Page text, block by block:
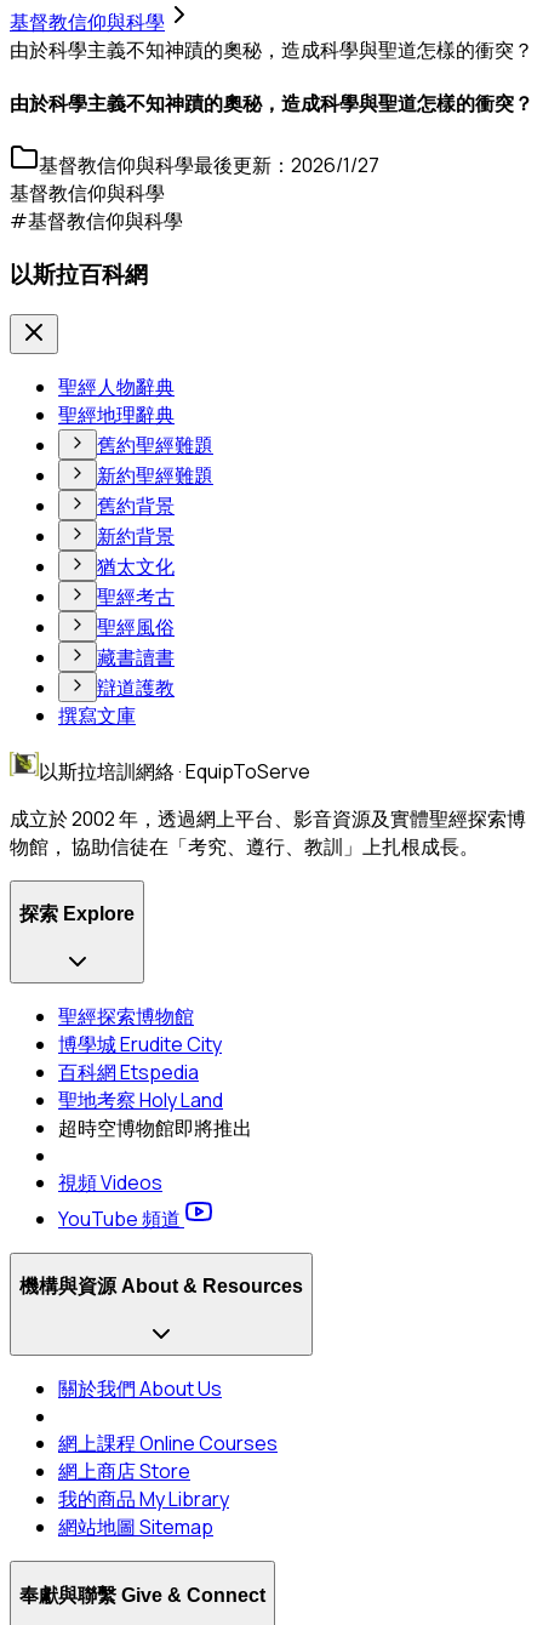
基督教信仰與科學
由於科學主義不知神蹟的奧秘，造成科學與聖道怎樣的衝突？
由於科學主義不知神蹟的奧秘，造成科學與聖道怎樣的衝突？
基督教信仰與科學最後更新： 2026/1/27
基督教信仰與科學
#基督教信仰與科學
以斯拉百科網
聖經人物辭典
聖經地理辭典
舊約聖經難題
新約聖經難題
舊約背景
新約背景
猶太文化
聖經考古
聖經風俗
藏書讀書
辯道護教
撰寫文庫
以斯拉培訓網絡 · EquipToServe
成立於 2002 年，透過網上平台、影音資源及實體聖經探索博
物館， 協助信徒在「考究、遵行、教訓」上扎根成長。
探索 Explore
聖經探索博物館
博學城 Erudite City
百科網 Etspedia
聖地考察 Holy Land
超時空博物館即將推出
視頻 Videos
YouTube 頻道
機構與資源 About & Resources
關於我們 About Us
網上課程 Online Courses
網上商店 Store
我的商品 My Library
網站地圖 Sitemap
奉獻與聯繫 Give & Connect